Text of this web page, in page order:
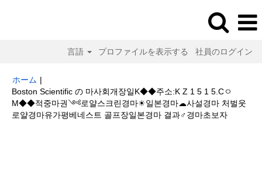
言語 プロファイルを表示する 社員のログイン
ホーム |
Boston Scientific の 마사회개장일K◆◆주소:K Z 1 5 1 5.Cㅇ
M◆◆적중마권༺로얄스크린경마☀일본경마☁사설경마 처벌웃
로얄경마유가평베네스트 골프장일본경마 결과♂경마초보자(現